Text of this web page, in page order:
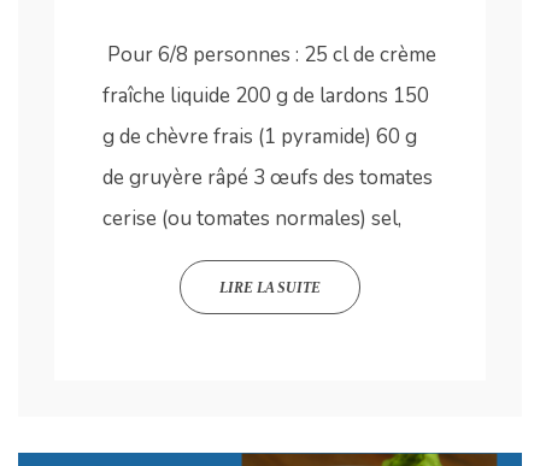
Pour 6/8 personnes : 25 cl de crème
fraîche liquide 200 g de lardons 150
g de chèvre frais (1 pyramide) 60 g
de gruyère râpé 3 œufs des tomates
cerise (ou tomates normales) sel,
LIRE LA SUITE